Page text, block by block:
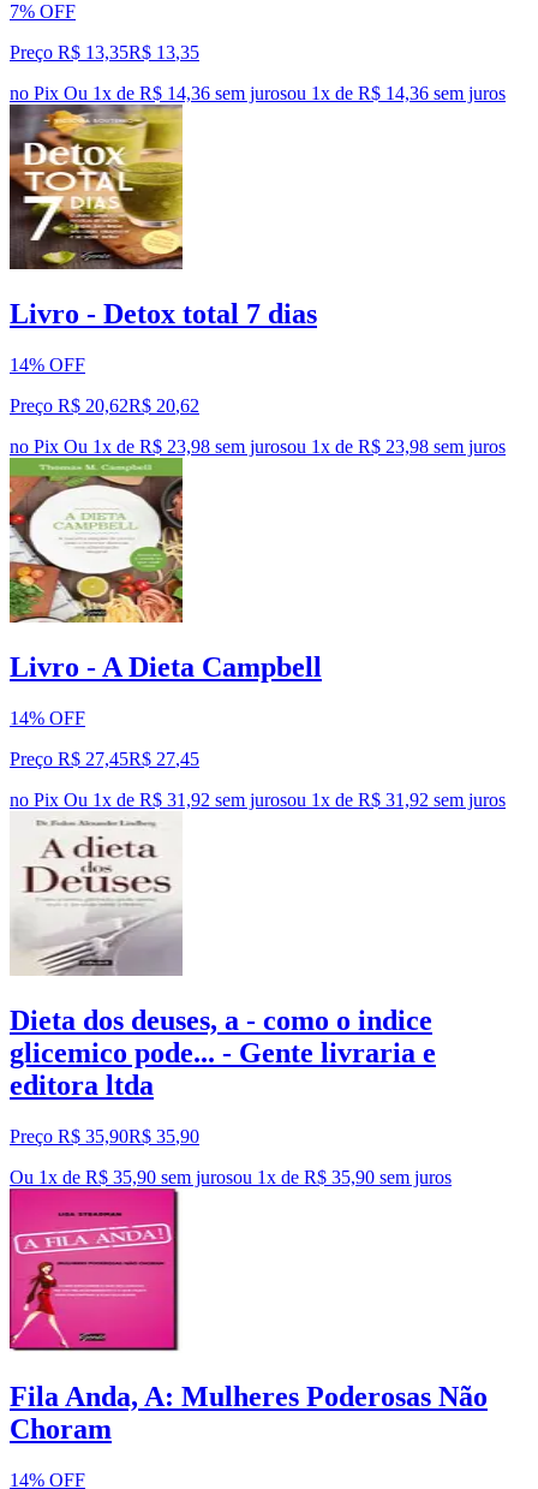
7% OFF
Preço R$ 13,35R$ 13,35
no Pix Ou 1x de R$ 14,36 sem jurosou 1x de R$ 14,36 sem juros
Livro - Detox total 7 dias
14% OFF
Preço R$ 20,62R$ 20,62
no Pix Ou 1x de R$ 23,98 sem jurosou 1x de R$ 23,98 sem juros
Livro - A Dieta Campbell
14% OFF
Preço R$ 27,45R$ 27,45
no Pix Ou 1x de R$ 31,92 sem jurosou 1x de R$ 31,92 sem juros
Dieta dos deuses, a - como o indice
glicemico pode... - Gente livraria e
editora ltda
Preço R$ 35,90R$ 35,90
Ou 1x de R$ 35,90 sem jurosou 1x de R$ 35,90 sem juros
Fila Anda, A: Mulheres Poderosas Não
Choram
14% OFF